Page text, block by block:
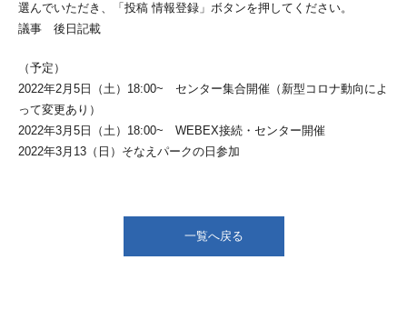
選んでいただき、「投稿 情報登録」ボタンを押してください。
議事 後日記載
（予定）
2022年2月5日（土）18:00~ センター集合開催（新型コロナ動向によ
って変更あり）
2022年3月5日（土）18:00~ WEBEX接続・センター開催
2022年3月13（日）そなえパークの日参加
一覧へ戻る